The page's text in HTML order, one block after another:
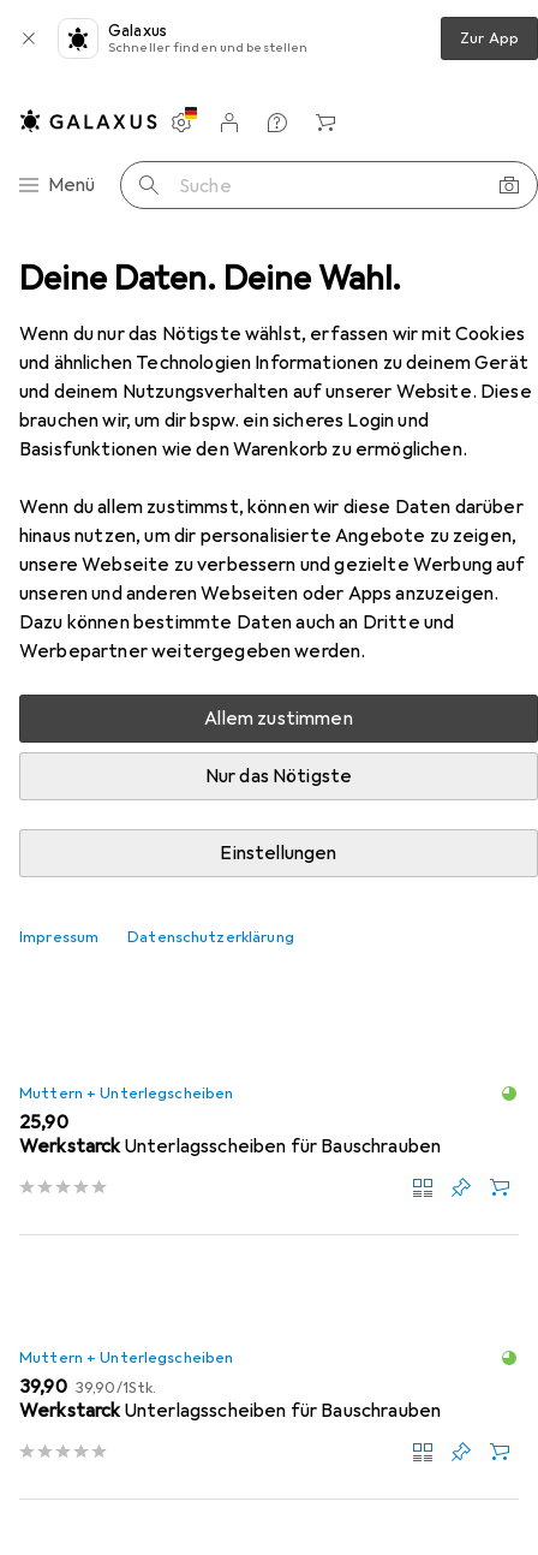
Deine Daten. Deine Wahl.
Wenn du nur das Nötigste wählst, erfassen wir mit Cookies
und ähnlichen Technologien Informationen zu deinem Gerät
und deinem Nutzungsverhalten auf unserer Website. Diese
brauchen wir, um dir bspw. ein sicheres Login und
Basisfunktionen wie den Warenkorb zu ermöglichen.
Wenn du allem zustimmst, können wir diese Daten darüber
hinaus nutzen, um dir personalisierte Angebote zu zeigen,
unsere Webseite zu verbessern und gezielte Werbung auf
unseren und anderen Webseiten oder Apps anzuzeigen.
Dazu können bestimmte Daten auch an Dritte und
Werbepartner weitergegeben werden.
Allem zustimmen
Nur das Nötigste
Einstellungen
Impressum Datenschutzerklärung
Galaxus
Schneller finden und bestellen Zur App
Navigation nach Kategorien
Menü Suche
Einstellungen
Kundenkonto
Vergleichslisten
Merklisten
Warenkorb
Schrauben Werkstarck Bauschrauben DIN 601
WerkstarckBauschrauben DIN 601
Zubehör für Werkstarck
Hier findest du passendes Zubehör zum Produkt
Werkstarck Bauschrauben DIN 601 aus der Kategorie
Muttern + Unterlegscheiben.
Relevanz
Muttern + Unterlegscheiben
1389,–/1Stk.
WerkstarckUnterlagsscheiben für Bauschrauben
Muttern + Unterlegscheiben
EUR
25,90
WerkstarckUnterlagsscheiben für Bauschrauben
Muttern + Unterlegscheiben
EUR
39,90 EUR
39,90/1Stk.
WerkstarckUnterlagsscheiben für Bauschrauben